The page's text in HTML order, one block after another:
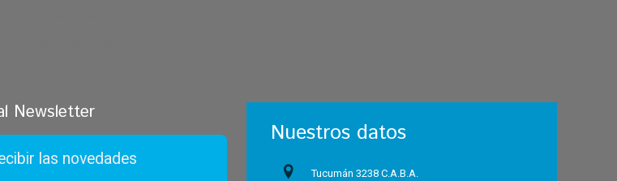
Newsletter
las novedades
Nuestros datos
Tucumán 3238 C.A.B.A.